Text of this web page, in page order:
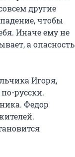
другие
чтобы
Иначе ему не
а опасность
Игоря,
русски.
Федор